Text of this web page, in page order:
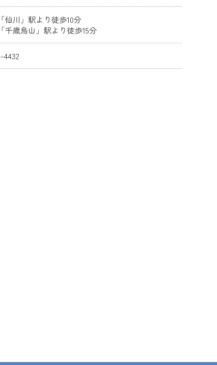
仙川」駅より徒歩10分
千歳烏山」駅より徒歩15分
4432